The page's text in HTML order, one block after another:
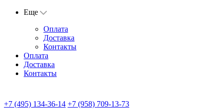
Еще
Оплата
Доставка
Контакты
Оплата
Доставка
Контакты
+7 (495) 134-36-14 +7 (958) 709-13-73